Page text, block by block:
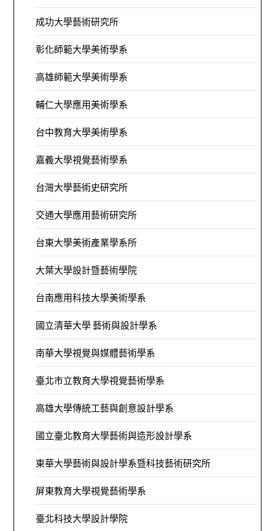
成功大學藝術研究所
彰化師範大學美術學系
高雄師範大學美術學系
輔仁大學應用美術學系
台中教育大學美術學系
嘉義大學視覺藝術學系
台灣大學藝術史研究所
交通大學應用藝術研究所
台東大學美術產業學系所
大葉大學設計暨藝術學院
台南應用科技大學美術學系
國立清華大學 藝術與設計學系
南華大學視覺與媒體藝術學系
臺北市立教育大學視覺藝術學系
高雄大學傳統工藝與創意設計學系
國立臺北教育大學藝術與造形設計學系
東華大學藝術與設計學系暨科技藝術研究所
屏東教育大學視覺藝術學系
臺北科技大學設計學院